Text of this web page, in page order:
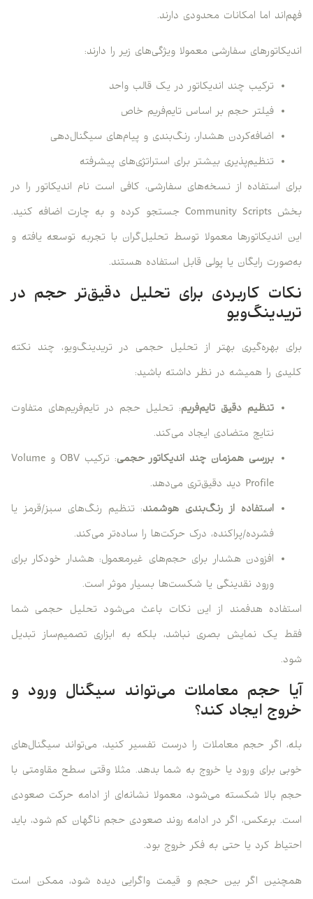
فهم‌اند اما امکانات محدودی دارند.
اندیکاتورهای سفارشی معمولا ویژگی‌های زیر را دارند:
ترکیب چند اندیکاتور در یک قالب واحد
فیلتر حجم بر اساس تایم‌فریم خاص
اضافه‌کردن هشدار، رنگ‌بندی و پیام‌های سیگنال‌دهی
تنظیم‌پذیری بیشتر برای استراتژی‌های پیشرفته
برای استفاده از نسخه‌های سفارشی، کافی است نام اندیکاتور را در
بخش Community Scripts جستجو کرده و به چارت اضافه کنید.
این اندیکاتورها معمولا توسط تحلیل‌گران با تجربه توسعه یافته و
به‌صورت رایگان یا پولی قابل استفاده هستند.
نکات کاربردی برای تحلیل دقیق‌تر حجم در
تریدینگ‌ویو
برای بهره‌گیری بهتر از تحلیل حجمی در تریدینگ‌ویو، چند نکته
کلیدی را همیشه در نظر داشته باشید:
تنظیم دقیق تایم‌فریم: تحلیل حجم در تایم‌فریم‌های متفاوت
نتایج متضادی ایجاد می‌کند.
بررسی همزمان چند اندیکاتور حجمی
: ترکیب OBV و Volume
Profile دید دقیق‌تری می‌دهد.
استفاده از رنگ‌بندی هوشمند: تنظیم رنگ‌های سبز/قرمز یا
فشرده/پراکنده، درک حرکت‌ها را ساده‌تر می‌کند.
افزودن هشدار برای حجم‌های غیرمعمول: هشدار خودکار برای
ورود نقدینگی یا شکست‌ها بسیار موثر است.
استفاده هدفمند از این نکات باعث می‌شود تحلیل حجمی شما
فقط یک نمایش بصری نباشد، بلکه به ابزاری تصمیم‌ساز تبدیل
شود.
آیا حجم معاملات می‌تواند سیگنال ورود و
خروج ایجاد کند؟
بله، اگر حجم معاملات را درست تفسیر کنید، می‌تواند سیگنال‌های
خوبی برای ورود یا خروج به شما بدهد. مثلا وقتی سطح مقاومتی با
حجم بالا شکسته می‌شود، معمولا نشانه‌ای از ادامه حرکت صعودی
است. برعکس، اگر در ادامه روند صعودی حجم ناگهان کم شود، باید
احتیاط کرد یا حتی به فکر خروج بود.
همچنین اگر بین حجم و قیمت واگرایی دیده شود، ممکن است